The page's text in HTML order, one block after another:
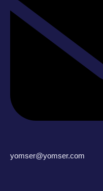
yomser@yomser.com